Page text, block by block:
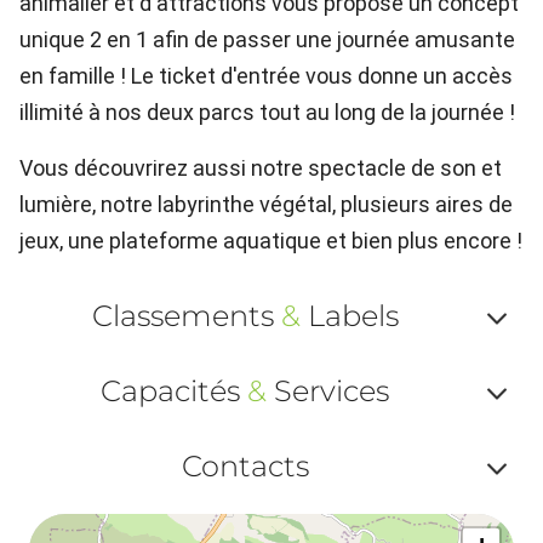
unique 2 en 1 afin de passer une journée amusante
en famille ! Le ticket d'entrée vous donne un accès
illimité à nos deux parcs tout au long de la journée !
Vous découvrirez aussi notre spectacle de son et
lumière, notre labyrinthe végétal, plusieurs aires de
jeux, une plateforme aquatique et bien plus encore !
Classements &Labels
ou
Capacités & Services
ou
Contacts